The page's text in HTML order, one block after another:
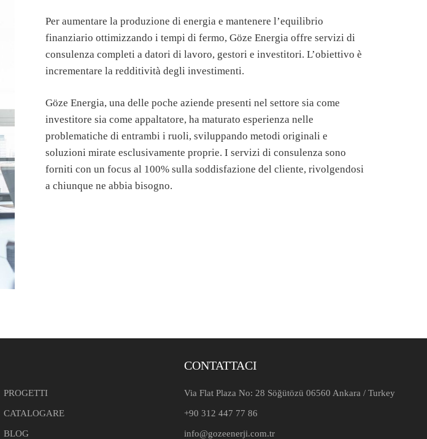
Per aumentare la produzione di energia e mantenere l’equilibrio
finanziario ottimizzando i tempi di fermo, Göze Energia offre servizi di
consulenza completi a datori di lavoro, gestori e investitori. L’obiettivo è
incrementare la redditività degli investimenti.
Göze Energia, una delle poche aziende presenti nel settore sia come
investitore sia come appaltatore, ha maturato esperienza nelle
problematiche di entrambi i ruoli, sviluppando metodi originali e
soluzioni mirate esclusivamente proprie. I servizi di consulenza sono
forniti con un focus al 100% sulla soddisfazione del cliente, rivolgendosi
a chiunque ne abbia bisogno.
PROGETTI
CATALOGARE
BLOG
CONTATTACI
Via Flat Plaza No: 28 Söğütözü 06560 Ankara / Turkey
+90 312 447 77 86
info@gozeenerji.com.tr